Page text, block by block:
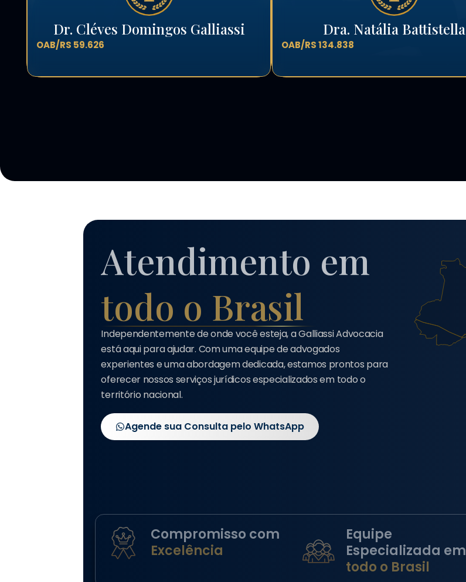
Dr. Cléves Domingos Galliassi
OAB/RS 59.626
Dra. Natália Battistella
OAB/RS 134.838
Atendimento em
todo o Brasil
Independentemente de onde você esteja, a Galliassi Advocacia
está aqui para ajudar. Com uma equipe de advogados
experientes e uma abordagem dedicada, estamos prontos para
oferecer nossos serviços jurídicos especializados em todo o
território nacional.
Agende sua Consulta pelo WhatsApp
Compromisso com
Excelência
Equipe
Especializada em
todo o Brasil